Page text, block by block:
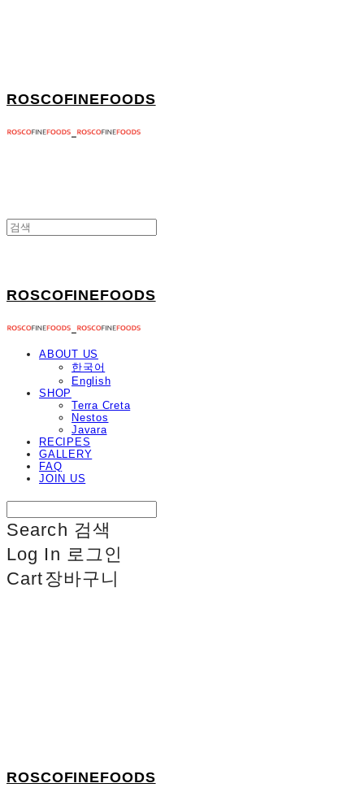
ROSCOFINEFOODS
ROSCOFINEFOODS
ABOUT US
한국어
English
SHOP
Terra Creta
Nestos
Javara
RECIPES
GALLERY
FAQ
JOIN US
Search 검색
Log In 로그인
Cart장바구니
ROSCOFINEFOODS